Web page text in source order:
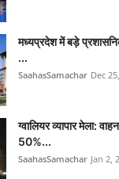
मध्यप्रदेश में बड़े
...
SaahasSamachar Dec
ग्वालियर व्यापार मेला:
50%...
SaahasSamachar Jan 2,